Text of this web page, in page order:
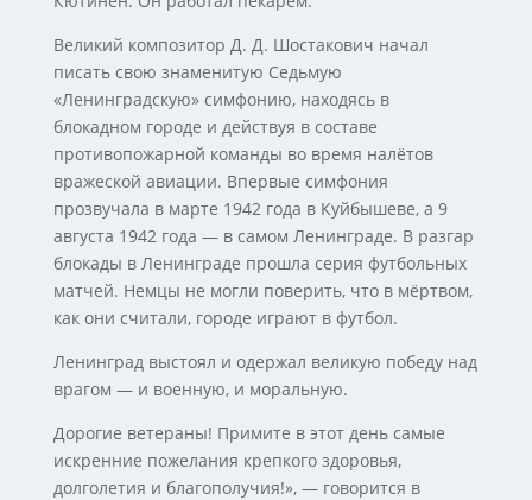
Великий композитор Д. Д. Шостакович начал
писать свою знаменитую Седьмую
«Ленинградскую» симфонию, находясь в
блокадном городе и действуя в составе
противопожарной команды во время налётов
вражеской авиации. Впервые симфония
прозвучала в марте 1942 года в Куйбышеве, а 9
августа 1942 года — в самом Ленинграде. В разгар
блокады в Ленинграде прошла серия футбольных
матчей. Немцы не могли поверить, что в мёртвом,
как они считали, городе играют в футбол.
Ленинград выстоял и одержал великую победу над
врагом — и военную, и моральную.
Дорогие ветераны! Примите в этот день самые
искренние пожелания крепкого здоровья,
долголетия и благополучия!», — говорится в